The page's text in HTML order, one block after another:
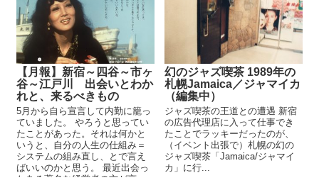
【月報】新宿～四谷～市ヶ
谷～江戸川 出会いとわか
れと、来るべきもの
5月から自ら宣言して内勤に籠っ
ていました。 やろうと思ってい
たことがあった。それは何かと
いうと、自分の人生の仕組み＝
システムの組み直し、とで言え
ばいいのかと思う。 最近出会っ
たある著名な経営者の方が言っ
幻のジャズ喫茶 1989年の
札幌Jamaica／ジャマイカ
（編集中）
ジャズ喫茶の王道との遭遇 新宿
の広告代理店に入って仕事でき
たことでラッキーだったのが、
（イベント出張で）札幌の幻の
ジャズ喫茶「Jamaica/ジャマイ
カ」に行...